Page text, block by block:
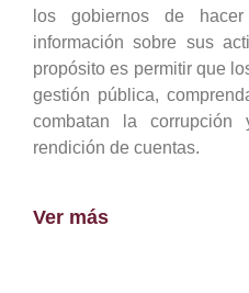
los gobiernos de
información sobre sus
propósito es permitir que
gestión pública,
combatan la corrupción
rendición de cuentas.
Ver más